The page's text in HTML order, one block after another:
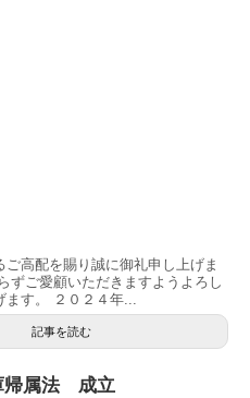
ご高配を賜り誠に御礼申し上げま
ずご愛顧いただきますようよろし
ます。 ２０２４年...
記事を読む
帰属法 成立